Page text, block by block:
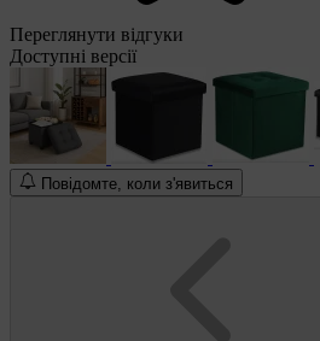
Переглянути відгуки
Доступні версії
Повідомте, коли з'явиться